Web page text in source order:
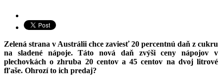
Zelená strana v Austrálii chce zaviesť 20 percentnú daň z cukru
na sladené nápoje. Táto nová daň zvýši ceny nápojov v
plechovkách o zhruba 20 centov a 45 centov na dvoj litrové
fľaše. Ohrozí to ich predaj?